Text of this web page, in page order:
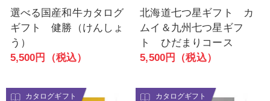
選べる国産和牛カタログ
ギフト 健勝（けんしょ
う）
5,500円（税込）
北海道七つ星ギフト カ
ムイ＆九州七つ星ギフ
ト ひだまりコース
5,500円（税込）
カタログギフト カタログギフト